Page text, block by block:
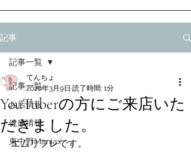
記事
記事一覧
お店情報
健康情報
東中野Maniax
記事一覧
YouTuberの方にご来店いた
だきました。
てんちょ
2020年3月9日 読了時間: 1分
エムリフレです。